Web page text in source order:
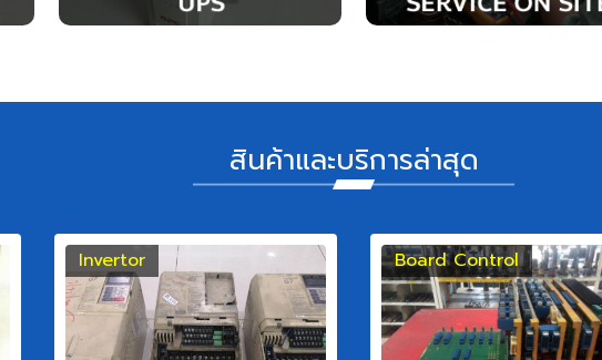
สินค้าและบริการล่าสุด
Invertor Board Control